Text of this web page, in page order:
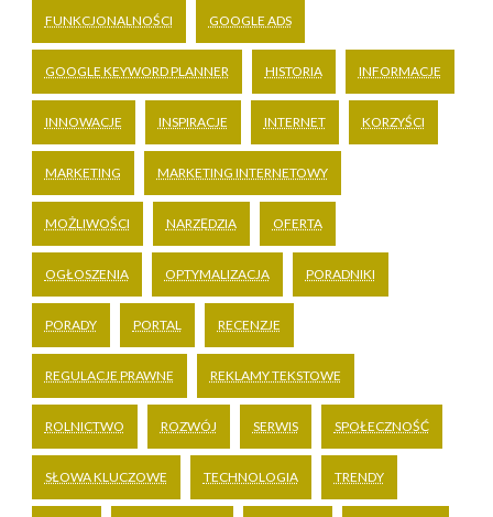
FUNKCJONALNOŚCI GOOGLE ADS
GOOGLE KEYWORD PLANNER HISTORIA INFORMACJE
INNOWACJE INSPIRACJE INTERNET KORZYŚCI
MARKETING MARKETING INTERNETOWY
MOŻLIWOŚCI NARZĘDZIA OFERTA
OGŁOSZENIA OPTYMALIZACJA PORADNIKI
PORADY PORTAL RECENZJE
REGULACJE PRAWNE REKLAMY TEKSTOWE
ROLNICTWO ROZWÓJ SERWIS SPOŁECZNOŚĆ
SŁOWA KLUCZOWE TECHNOLOGIA TRENDY